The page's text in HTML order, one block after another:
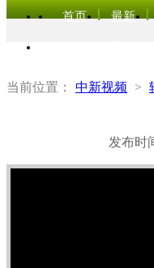
首页 最新
当前位置： 中新视频 >
发布时